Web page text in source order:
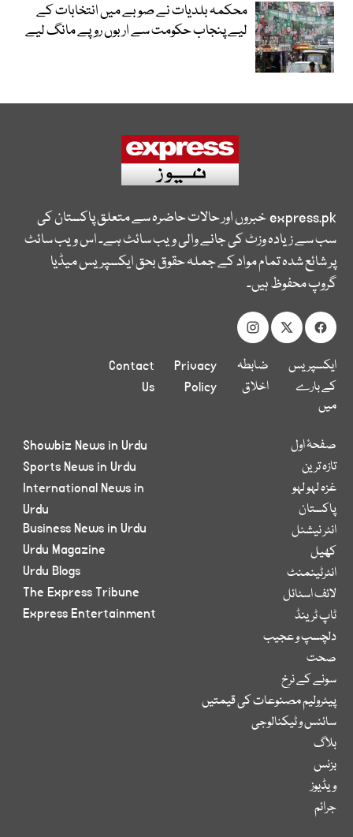
محکمہ بلدیات نے صوبے میں انتخابات کے
لیے پنجاب حکومت سے اربوں روپے مانگ لیے
express.pkخبروں اور حالات حاضرہ سے متعلق پاکستان کی
سب سے زیادہ وزٹ کی جانے والی ویب سائٹ ہے۔ اس ویب سائٹ
پر شائع شدہ تمام مواد کے جملہ حقوق بحق ایکسپریس میڈیا
گروپ محفوظ ہیں۔
ایکسپریس
کے بارے
میں
ضابطہ
اخلاق
Privacy
Policy
Contact
Us
صفحۂ اول
تازہ ترین
غزہ لہو لہو
پاکستان
انٹر نیشنل
کھیل
انٹرٹینمنٹ
لائف اسٹائل
ٹاپ ٹرینڈ
دلچسپ و عجیب
صحت
سونے کے نرخ
پیٹرولیم مصنوعات کی قیمتیں
سائنس و ٹیکنالوجی
بلاگ
بزنس
ویڈیوز
جرائم
Showbiz News in Urdu
Sports News in Urdu
International News in
Urdu
Business News in Urdu
Urdu Magazine
Urdu Blogs
The Express Tribune
Express Entertainment